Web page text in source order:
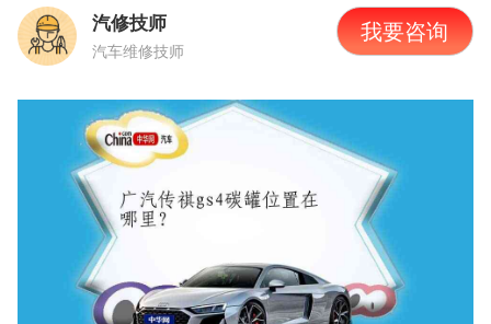
汽修技师
汽车维修技师
我要咨询